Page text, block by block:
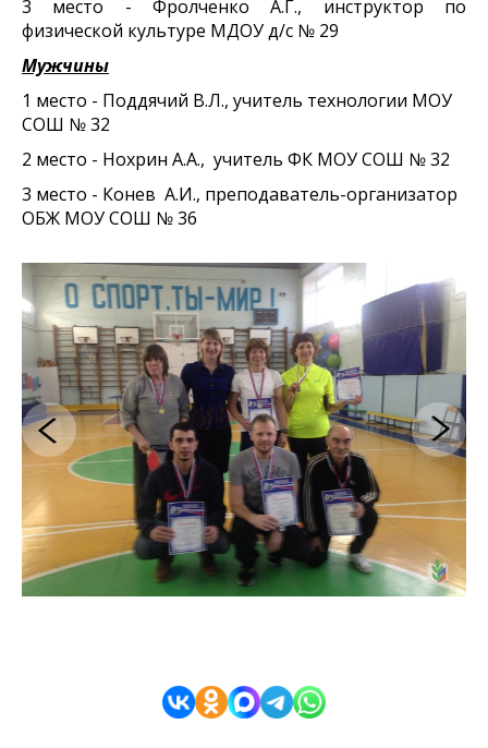
3 место - Фролченко А.Г., инструктор по
физической культуре МДОУ д/с № 29
Мужчины
1 место - Поддячий В.Л., учитель технологии МОУ
СОШ № 32
2 место - Нохрин А.А., учитель ФК МОУ СОШ № 32
3 место - Конев А.И., преподаватель-организатор
ОБЖ МОУ СОШ № 36